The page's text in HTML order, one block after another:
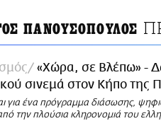
ΠΑΝΟΥΣΟΠΟΥΛΟΣ
«Χώρα, σε Βλέπω» -
σινεμά στον Κήπο της
για ένα πρόγραμμα διάσωσης,
την πλούσια κληρονομιά του